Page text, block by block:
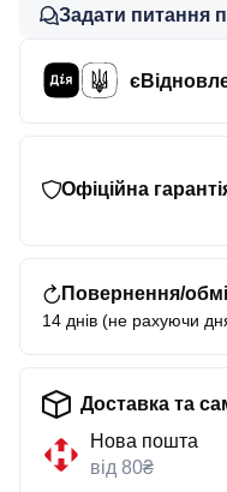
Задати питання
Офіційна
Повернення/
14 днів (не рахуючи
Доставка та
Нова пошта
від 80₴